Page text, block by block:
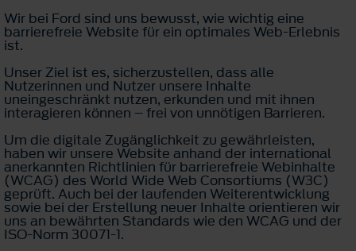
Wir bei Ford sind uns bewusst, wie wichtig eine
barrierefreie Website für ein optimales Web-Erlebnis
ist.
Unser Ziel ist es, sicherzustellen, dass alle
Nutzerinnen und Nutzer unsere Inhalte
uneingeschränkt nutzen, erkunden und mit ihnen
interagieren können – frei von unnötigen Barrieren.
Um die digitale Zugänglichkeit zu gewährleisten,
haben wir unsere Website anhand der international
anerkannten Richtlinien für barrierefreie Webinhalte
(WCAG) des World Wide Web Consortiums (W3C)
geprüft. Auch bei der laufenden Weiterentwicklung
sowie bei der Erstellung neuer Inhalte orientieren wir
uns an bewährten Standards wie den WCAG und der
ISO-Norm 30071-1.